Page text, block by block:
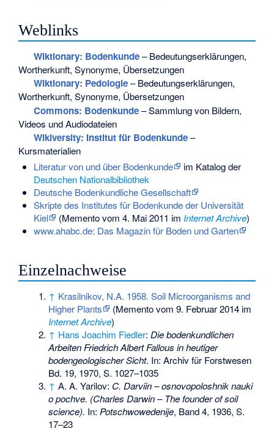
Weblinks
Wiktionary: Bodenkunde– Bedeutungserklärungen,
Wortherkunft, Synonyme, Übersetzungen
Wiktionary: Pedologie– Bedeutungserklärungen,
Wortherkunft, Synonyme, Übersetzungen
Commons: Bodenkunde– Sammlung von Bildern,
Videos und Audiodateien
Wikiversity: Institut für Bodenkunde–
Kursmaterialien
Literatur von und über Bodenkunde
im Katalog der
Deutschen Nationalbibliothek
Deutsche Bodenkundliche Gesellschaft
Skripte des Institutes für Bodenkunde der Universität
Kiel
(Mementovom 4. Mai 2011 im Internet Archive)
www.ahabc.de: Das Magazin für Boden und Garten
Einzelnachweise
↑ Krasilnikov, N.A. 1958. Soil Microorganisms and
Higher Plants
(Mementovom 9. Februar 2014 im
Internet Archive)
↑ Hans Joachim Fiedler:Die bodenkundlichen
Arbeiten Friedrich Albert Fallous in heutiger
bodengeologischer Sicht. In: Archiv für Forstwesen
Bd. 19, 1970, S. 1027–1035
↑ A. A. Yarilov: C. Darviin – osnovopoloshnik nauki
o pochve. (Charles Darwin – The founder of soil
science). In: Potschwowedenije, Band 4, 1936, S.
17–23